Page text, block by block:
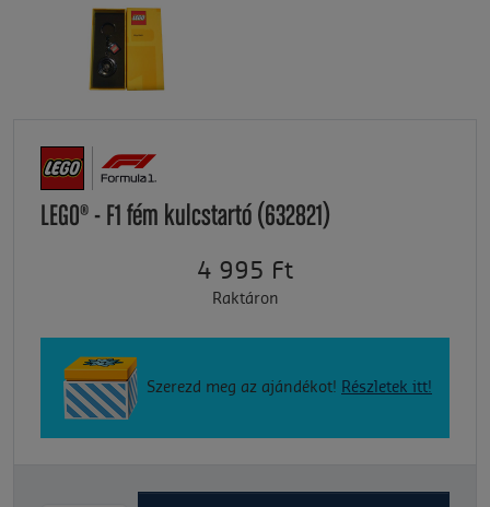
LEGO® - F1 fém kulcstartó (632821)
4 995 Ft
Raktáron
Szerezd meg az ajándékot! Részletek itt!